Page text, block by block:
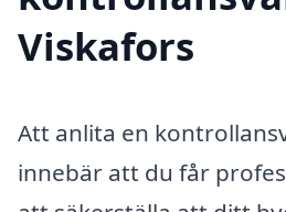
Viskafors
Att anlita en
innebär att du får